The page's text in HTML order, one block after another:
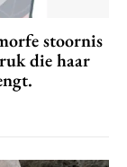
stoornis
die haar